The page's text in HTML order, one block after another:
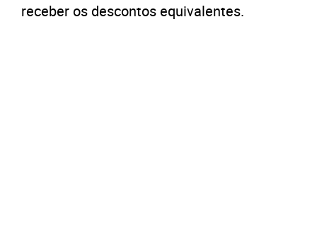
receber os descontos equivalentes.